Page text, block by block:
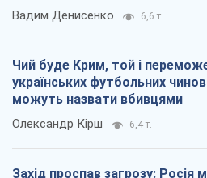
Вадим Денисенко 6,6 т.
Чий буде Крим, той і
українських футбольних
можуть назвати вбивцями
Олександр Кірш 6,4 т.
Захід проспав загрозу: Росія